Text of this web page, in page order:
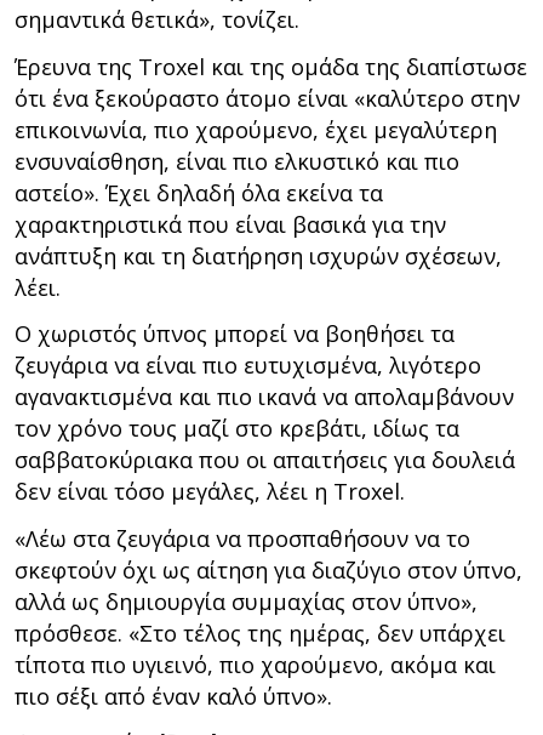
σημαντικά θετικά», τονίζει.
Έρευνα της Troxel και της ομάδα της διαπίστωσε
ότι ένα ξεκούραστο άτομο είναι «καλύτερο στην
επικοινωνία, πιο χαρούμενο, έχει μεγαλύτερη
ενσυναίσθηση, είναι πιο ελκυστικό και πιο
αστείο». Έχει δηλαδή όλα εκείνα τα
χαρακτηριστικά που είναι βασικά για την
ανάπτυξη και τη διατήρηση ισχυρών σχέσεων,
λέει.
Ο χωριστός ύπνος μπορεί να βοηθήσει τα
ζευγάρια να είναι πιο ευτυχισμένα, λιγότερο
αγανακτισμένα και πιο ικανά να απολαμβάνουν
τον χρόνο τους μαζί στο κρεβάτι, ιδίως τα
σαββατοκύριακα που οι απαιτήσεις για δουλειά
δεν είναι τόσο μεγάλες, λέει η Troxel.
«Λέω στα ζευγάρια να προσπαθήσουν να το
σκεφτούν όχι ως αίτηση για διαζύγιο στον ύπνο,
αλλά ως δημιουργία συμμαχίας στον ύπνο»,
πρόσθεσε. «Στο τέλος της ημέρας, δεν υπάρχει
τίποτα πιο υγιεινό, πιο χαρούμενο, ακόμα και
πιο σέξι από έναν καλό ύπνο».